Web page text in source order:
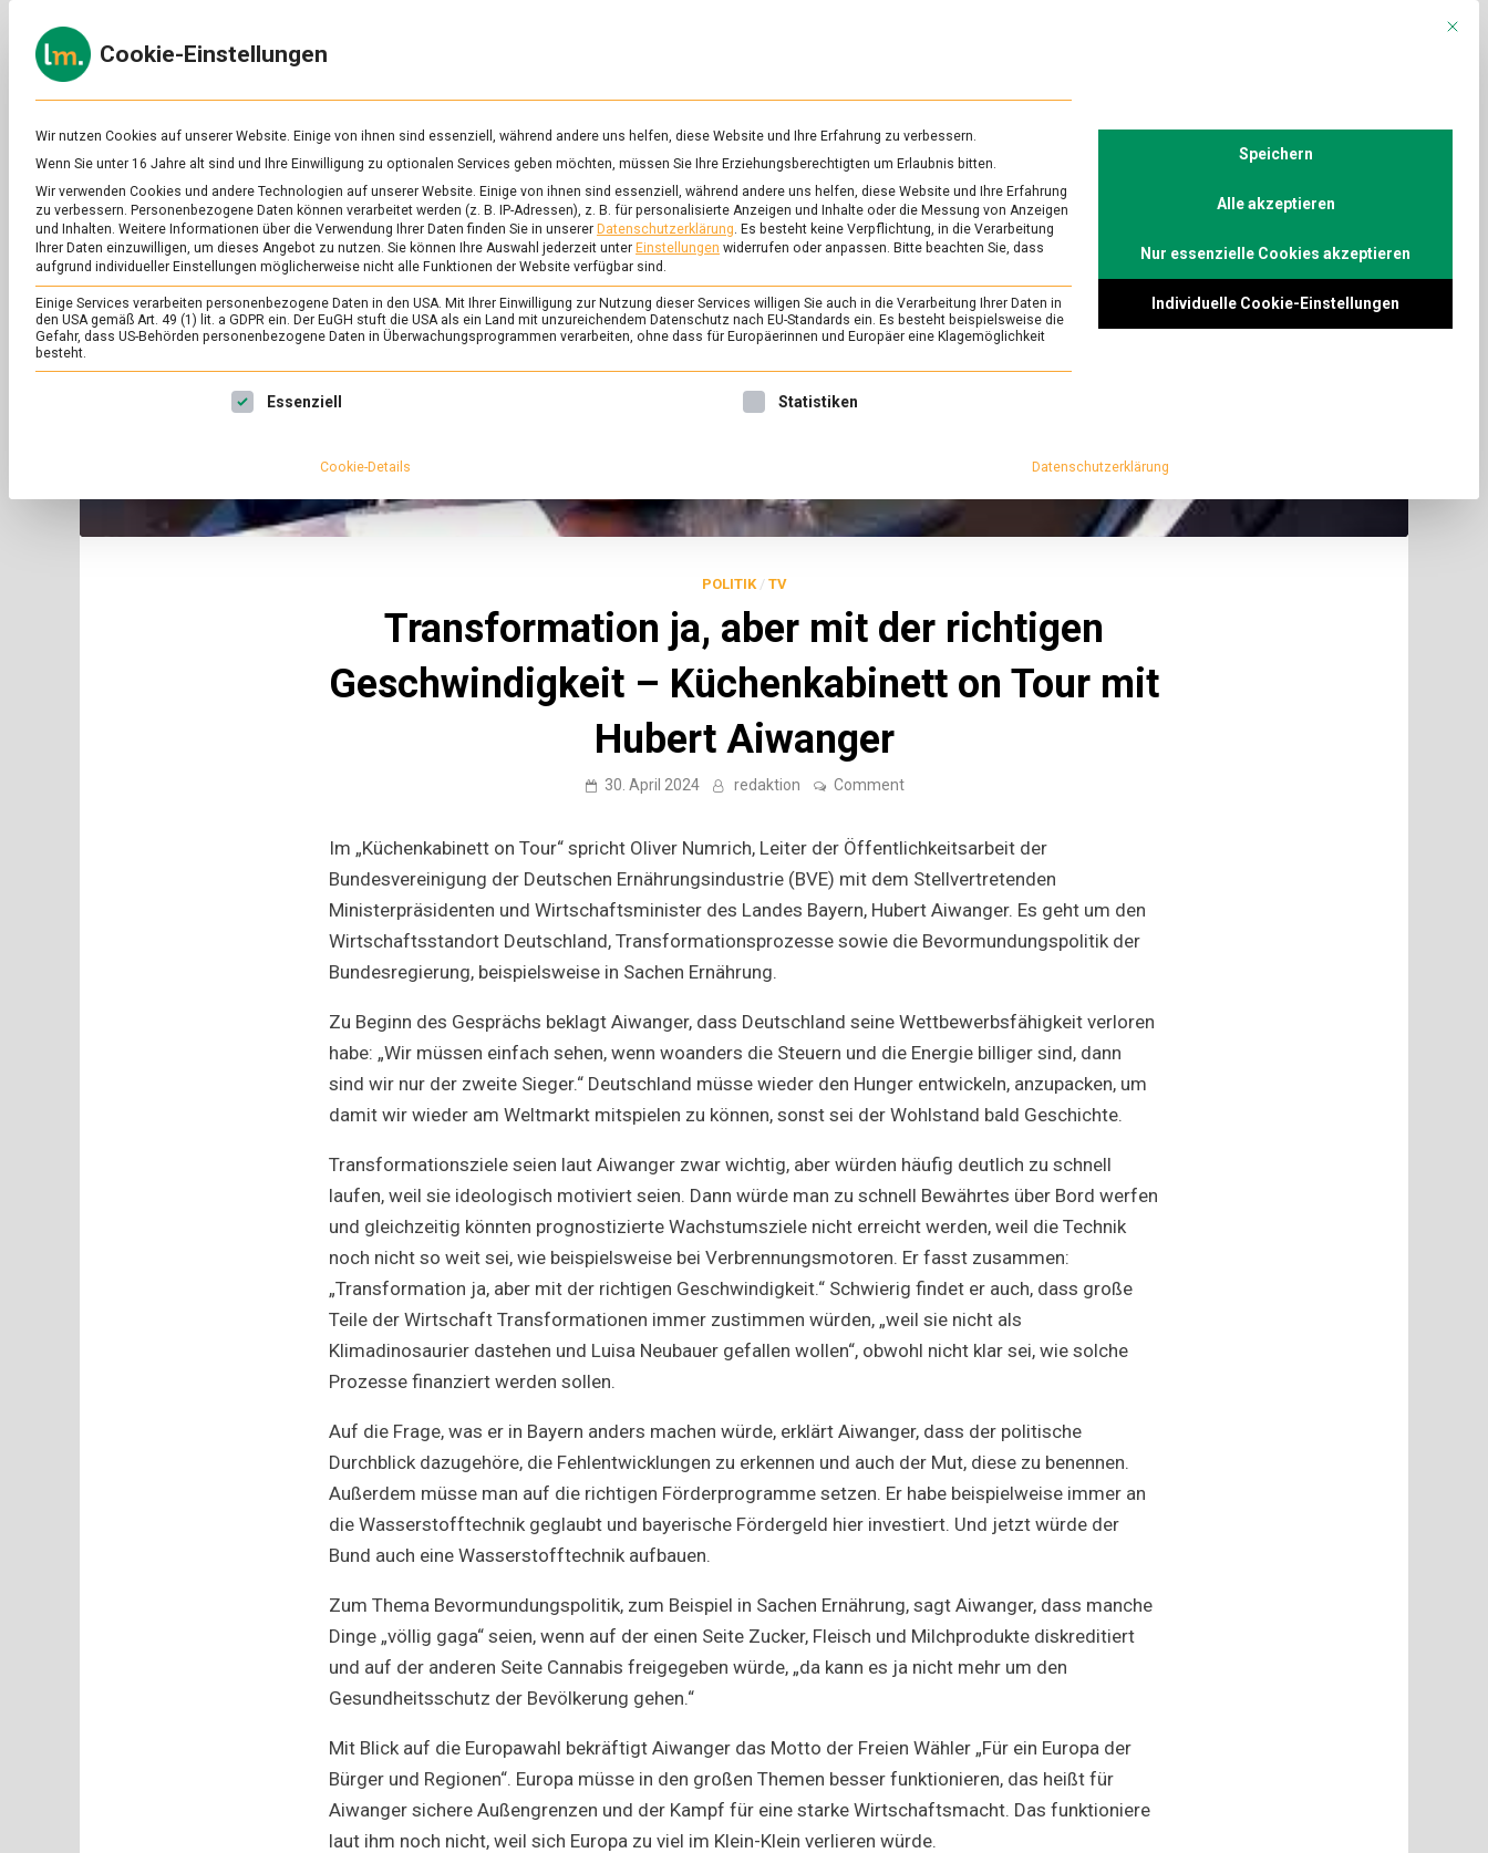
to
content
zu
&
Ernährung
Sie sehen gerade einen Platzhalterinhalt vonYouTube. Um auf den eigentlichen Inhalt zuzugreifen, klicken Sie auf die Schaltfläche unten. Bitte beachten
Sie, dass dabei Daten an Drittanbieter weitergegeben werden.
Mehr Informationen
Inhalt entsperren
Erforderlichen Service akzeptieren und Inhalte entsperren
POLITIK/ TV
Transformation ja, aber mit der richtigen
Geschwindigkeit – Küchenkabinett on Tour mit
Hubert Aiwanger
30. April 2024 redaktion Commenton
mit
der
richtigen
Geschwindigkeit
Küchenkabinett
Hubert
Aiwanger
Im „Küchenkabinett on Tour“ spricht Oliver Numrich, Leiter der Öffentlichkeitsarbeit der
Bundesvereinigung der Deutschen Ernährungsindustrie (BVE) mit dem Stellvertretenden
Ministerpräsidenten und Wirtschaftsminister des Landes Bayern, Hubert Aiwanger. Es geht um den
Wirtschaftsstandort Deutschland, Transformationsprozesse sowie die Bevormundungspolitik der
Bundesregierung, beispielsweise in Sachen Ernährung.
Zu Beginn des Gesprächs beklagt Aiwanger, dass Deutschland seine Wettbewerbsfähigkeit verloren
habe: „Wir müssen einfach sehen, wenn woanders die Steuern und die Energie billiger sind, dann
sind wir nur der zweite Sieger.“ Deutschland müsse wieder den Hunger entwickeln, anzupacken, um
damit wir wieder am Weltmarkt mitspielen zu können, sonst sei der Wohlstand bald Geschichte.
Transformationsziele seien laut Aiwanger zwar wichtig, aber würden häufig deutlich zu schnell
laufen, weil sie ideologisch motiviert seien. Dann würde man zu schnell Bewährtes über Bord werfen
und gleichzeitig könnten prognostizierte Wachstumsziele nicht erreicht werden, weil die Technik
noch nicht so weit sei, wie beispielsweise bei Verbrennungsmotoren. Er fasst zusammen:
„Transformation ja, aber mit der richtigen Geschwindigkeit.“ Schwierig findet er auch, dass große
Teile der Wirtschaft Transformationen immer zustimmen würden, „weil sie nicht als
Klimadinosaurier dastehen und Luisa Neubauer gefallen wollen“, obwohl nicht klar sei, wie solche
Prozesse finanziert werden sollen.
Auf die Frage, was er in Bayern anders machen würde, erklärt Aiwanger, dass der politische
Durchblick dazugehöre, die Fehlentwicklungen zu erkennen und auch der Mut, diese zu benennen.
Außerdem müsse man auf die richtigen Förderprogramme setzen. Er habe beispielweise immer an
die Wasserstofftechnik geglaubt und bayerische Fördergeld hier investiert. Und jetzt würde der
Bund auch eine Wasserstofftechnik aufbauen.
Zum Thema Bevormundungspolitik, zum Beispiel in Sachen Ernährung, sagt Aiwanger, dass manche
Dinge „völlig gaga“ seien, wenn auf der einen Seite Zucker, Fleisch und Milchprodukte diskreditiert
und auf der anderen Seite Cannabis freigegeben würde, „da kann es ja nicht mehr um den
Gesundheitsschutz der Bevölkerung gehen.“
Mit Blick auf die Europawahl bekräftigt Aiwanger das Motto der Freien Wähler „Für ein Europa der
Bürger und Regionen“. Europa müsse in den großen Themen besser funktionieren, das heißt für
Aiwanger sichere Außengrenzen und der Kampf für eine starke Wirtschaftsmacht. Das funktioniere
laut ihm noch nicht, weil sich Europa zu viel im Klein-Klein verlieren würde.
Mit
Cookie-Einstellungen
Wir nutzen Cookies auf unserer Website. Einige von ihnen sind essenziell, während andere uns helfen, diese Website und Ihre Erfahrung zu verbessern.
Wenn Sie unter 16 Jahre alt sind und Ihre Einwilligung zu optionalen Services geben möchten, müssen Sie Ihre Erziehungsberechtigten um Erlaubnis bitten.
Wir verwenden Cookies und andere Technologien auf unserer Website. Einige von ihnen sind essenziell, während andere uns helfen, diese Website und Ihre Erfahrung
zu verbessern. Personenbezogene Daten können verarbeitet werden (z. B. IP-Adressen), z. B. für personalisierte Anzeigen und Inhalte oder die Messung von Anzeigen
und Inhalten. Weitere Informationen über die Verwendung Ihrer Daten finden Sie in unserer Datenschutzerklärung. Es besteht keine Verpflichtung, in die Verarbeitung
Ihrer Daten einzuwilligen, um dieses Angebot zu nutzen. Sie können Ihre Auswahl jederzeit unter Einstellungen widerrufen oder anpassen. Bitte beachten Sie, dass
aufgrund individueller Einstellungen möglicherweise nicht alle Funktionen der Website verfügbar sind.
Einige Services verarbeiten personenbezogene Daten in den USA. Mit Ihrer Einwilligung zur Nutzung dieser Services willigen Sie auch in die Verarbeitung Ihrer Daten in
den USA gemäß Art. 49 (1) lit. a GDPR ein. Der EuGH stuft die USA als ein Land mit unzureichendem Datenschutz nach EU-Standards ein. Es besteht beispielsweise die
Gefahr, dass US-Behörden personenbezogene Daten in Überwachungsprogrammen verarbeiten, ohne dass für Europäerinnen und Europäer eine Klagemöglichkeit
besteht.
Es folgt eine Liste der Service-Gruppen, für die eine Einwilligung erteilt werden kann. Die erste Service-Gruppe ist essenziell und kann nicht abgewählt werden.
Essenziell Statistiken
Speichern
Alle akzeptieren
Nur essenzielle Cookies akzeptieren
Individuelle Cookie-Einstellungen
Cookie-Details Datenschutzerklärung